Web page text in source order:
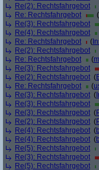
Re(2): Rechtsfahrgebot
Re: Rechtsfahrgebot
(
Re(3): Rechtsfahrgebot
Re(4): Rechtsfahrgebot
Re: Rechtsfahrgebot
(
Re(2): Rechtsfahrgebot
Re: Rechtsfahrgebot
(
Re(3): Rechtsfahrgebot
Re(2): Rechtsfahrgebot (
Re: Rechtsfahrgebot
(
Re(3): Rechtsfahrgebot (
Re(3): Rechtsfahrgebot
Re(3): Rechtsfahrgebot (
Re(2): Rechtsfahrgebot (
Re(4): Rechtsfahrgebot (
Re(4): Rechtsfahrgebot (
Re(5): Rechtsfahrgebot
Re(3): Rechtsfahrgebot
Re(5): Rechtsfahrgebot